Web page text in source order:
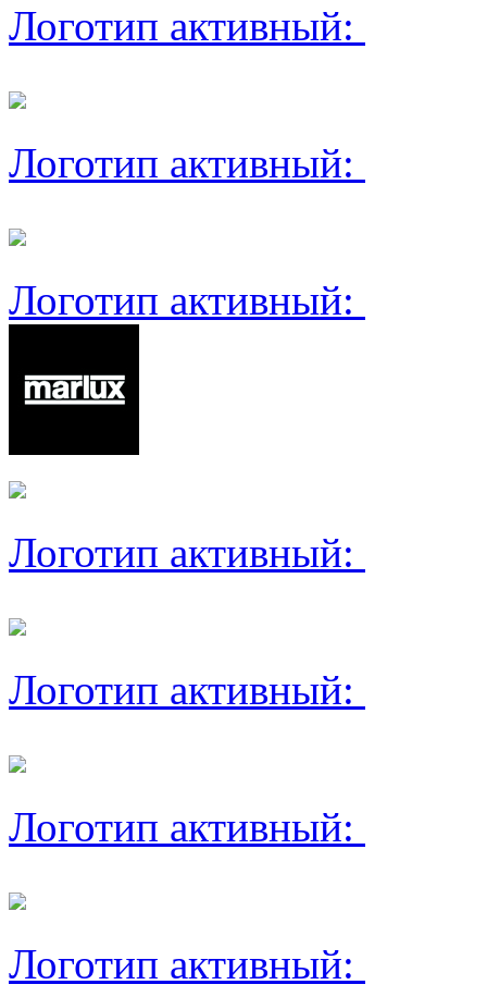
Логотип активный:
Логотип активный:
Логотип активный:
Логотип активный:
Логотип активный:
Логотип активный:
Логотип активный: